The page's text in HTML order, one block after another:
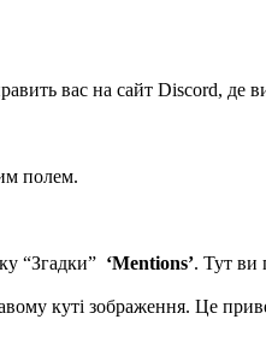
вас на сайт Discord, де
полем.
“Згадки” ‘Mentions’. Тут ви
куті зображення. Це